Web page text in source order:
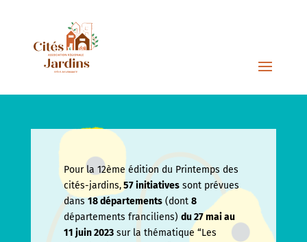
Pour la 12ème édition du Printemps des
cités-jardins,57 initiativessont prévues
dans18 départements(dont 8
départements franciliens) du 27 mai au
11 juin2023sur la thématique “Les